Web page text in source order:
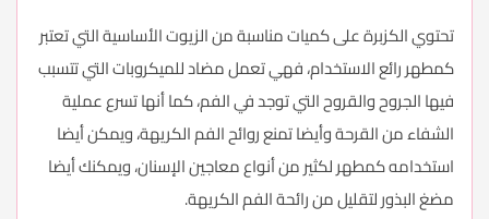
تحتوي الكزبرة على كميات مناسبة من الزيوت الأساسية التي تعتبر
كمطهر رائع الاستخدام، فهي تعمل مضاد للميكروبات التي تتسبب
فيها الجروح والقروح التي توجد في الفم، كما أنها تسرع عملية
الشفاء من القرحة وأيضا تمنع روائح الفم الكريهة، ويمكن أيضا
استخدامه كمطهر لكثير من أنواع معاجين الإسنان، ويمكنك أيضا
مضغ البذور لتقليل من رائحة الفم الكريهة.